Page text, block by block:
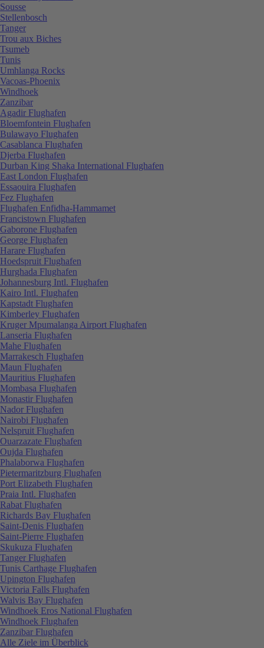
Sousse
Stellenbosch
Tanger
Trou aux Biches
Tsumeb
Tunis
Umhlanga Rocks
Vacoas-Phoenix
Windhoek
Zanzibar
Agadir Flughafen
Bloemfontein Flughafen
Bulawayo Flughafen
Casablanca Flughafen
Djerba Flughafen
Durban King Shaka International Flughafen
East London Flughafen
Essaouira Flughafen
Fez Flughafen
Flughafen Enfidha-Hammamet
Francistown Flughafen
Gaborone Flughafen
George Flughafen
Harare Flughafen
Hoedspruit Flughafen
Hurghada Flughafen
Johannesburg Intl. Flughafen
Kairo Intl. Flughafen
Kapstadt Flughafen
Kimberley Flughafen
Kruger Mpumalanga Airport Flughafen
Lanseria Flughafen
Mahe Flughafen
Marrakesch Flughafen
Maun Flughafen
Mauritius Flughafen
Mombasa Flughafen
Monastir Flughafen
Nador Flughafen
Nairobi Flughafen
Nelspruit Flughafen
Ouarzazate Flughafen
Oujda Flughafen
Phalaborwa Flughafen
Pietermaritzburg Flughafen
Port Elizabeth Flughafen
Praia Intl. Flughafen
Rabat Flughafen
Richards Bay Flughafen
Saint-Denis Flughafen
Saint-Pierre Flughafen
Skukuza Flughafen
Tanger Flughafen
Tunis Carthage Flughafen
Upington Flughafen
Victoria Falls Flughafen
Walvis Bay Flughafen
Windhoek Eros National Flughafen
Windhoek Flughafen
Zanzibar Flughafen
Alle Ziele im Überblick